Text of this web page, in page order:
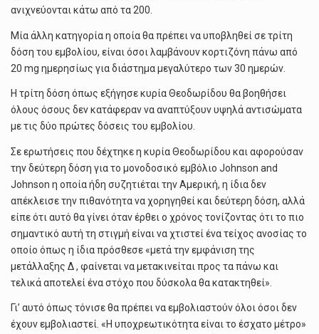
ανιχνεύονται κάτω από τα 200.
Μία άλλη κατηγορία η οποία θα πρέπει να υποβληθεί σε τρίτη
δόση του εμβολίου, είναι όσοι λαμβάνουν κορτιζόνη πάνω από
20 mg ημερησίως για διάστημα μεγαλύτερο των 30 ημερών.
Η τρίτη δόση όπως εξήγησε κυρία Θεοδωρίδου θα βοηθήσει
όλους όσους δεν κατάφεραν να αναπτύξουν υψηλά αντισώματα
με τις δύο πρώτες δόσεις του εμβολίου.
Σε ερωτήσεις που δέχτηκε η κυρία Θεοδωρίδου και αφορούσαν
την δεύτερη δόση για το μονοδοσικό εμβόλιο Johnson and
Johnson η οποία ήδη συζητιέται την Αμερική, η ίδια δεν
απέκλεισε την πιθανότητα να χορηγηθεί και δεύτερη δόση, αλλά
είπε ότι αυτό θα γίνει όταν έρθει ο χρόνος τονίζοντας ότι το πιο
σημαντικό αυτή τη στιγμή είναι να χτιστεί ένα τείχος ανοσίας το
οποίο όπως η ίδια πρόσθεσε «μετά την εμφάνιση της
μετάλλαξης Δ , φαίνεται να μετακινείται προς τα πάνω και
τελικά αποτελεί ένα στόχο που δύσκολα θα κατακτηθεί».
Γι’ αυτό όπως τόνισε θα πρέπει να εμβολιαστούν όλοι όσοι δεν
έχουν εμβολιαστεί. «Η υποχρεωτικότητα είναι το έσχατο μέτρο»